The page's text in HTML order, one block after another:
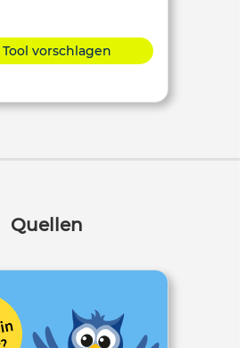
Tool vorschlagen
Quellen